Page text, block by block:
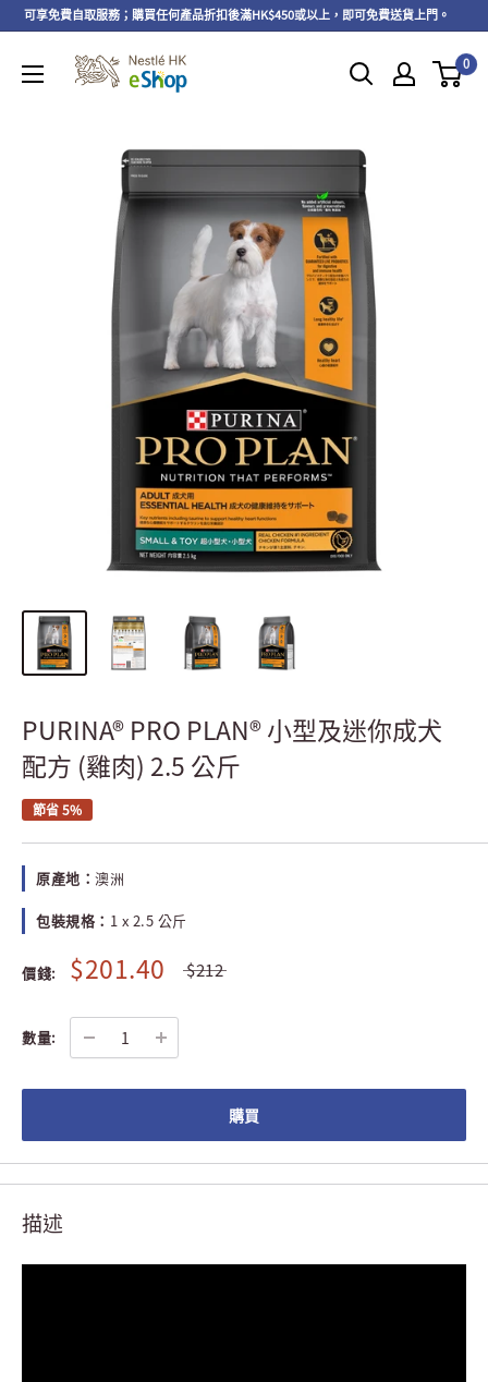
可享免費自取服務；購買任何產品折扣後滿HK$450或以上，即可免費送貨上門。
0
PURINA® PRO PLAN® 小型及迷你成犬
配方 (雞肉) 2.5 公斤
節省 5%
原產地： 澳洲
包裝規格： 1 x 2.5 公斤
價錢: $201.40 $212
數量:
購買
描述